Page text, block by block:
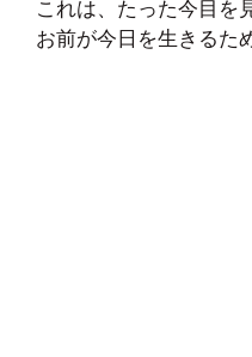
これは、たった今目を
お前が今日を生きるた